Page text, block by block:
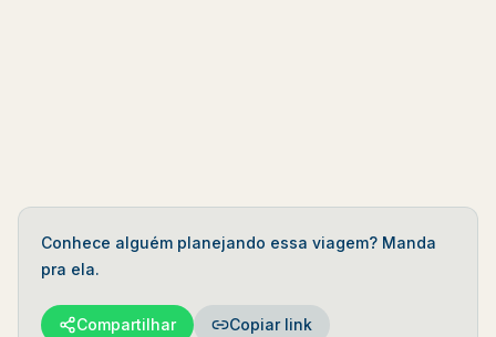
Conhece alguém planejando essa viagem? Manda
pra ela.
Compartilhar Copiar link